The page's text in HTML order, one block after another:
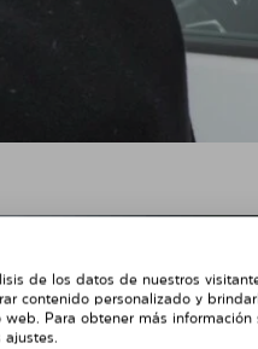
de los datos de nuestros
contenido personalizado y
Para obtener más información